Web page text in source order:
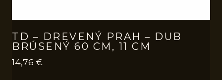
TD – DREVENÝ PRAH – DUB
BRÚSENÝ 60 CM, 11 CM
14,76 €